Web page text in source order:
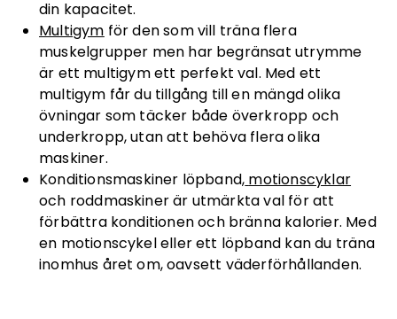
din kapacitet.
Multigym för den som vill träna flera
muskelgrupper men har begränsat utrymme
är ett multigym ett perfekt val. Med ett
multigym får du tillgång till en mängd olika
övningar som täcker både överkropp och
underkropp, utan att behöva flera olika
maskiner.
Konditionsmaskiner löpband, motionscyklar
och roddmaskiner är utmärkta val för att
förbättra konditionen och bränna kalorier. Med
en motionscykel eller ett löpband kan du träna
inomhus året om, oavsett väderförhållanden.